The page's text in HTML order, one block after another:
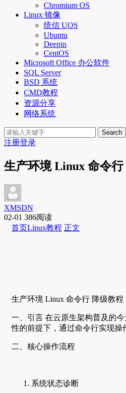
Chromium OS
Linux 镜像
统信 UOS
Ubuntu
Deepin
CentOS
Microsoft Office 办公软件
SQL Server
BSD 系统
CMD教程
资源分享
网络系统
Search
注册登录
生产环境 Linux 命令
XMSDN
02-01 386阅读
首页Linux教程 正文
生产环境 Linux 命令行 降级教程
一、引言 在云原生架构普及的
性的前提下，通过命令行实现操
二、核心操作流程
系统状态诊断